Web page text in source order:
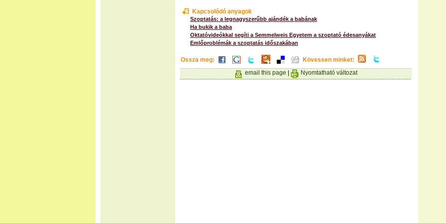
Kapcsolódó anyagok
Szoptatás: a legnagyszerűbb ajándék a babának
Ha bukik a baba
Oktatóvideókkal segíti a Semmelweis Egyetem a szoptató édesanyákat
Emlőproblémák a szoptatás időszakában
Ossza meg:
Kövessen minket:
email this page| Nyomtatható változat